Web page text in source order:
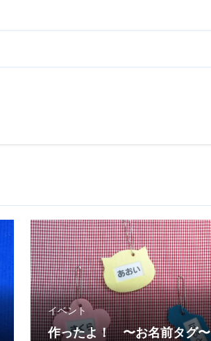
イベント
作ったよ！ 〜お名前タグ〜